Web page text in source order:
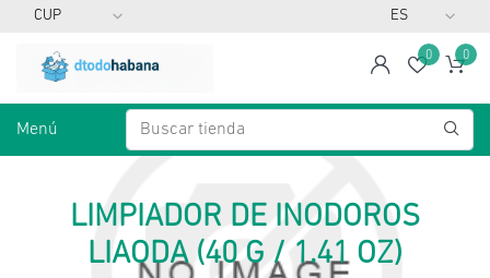
spanLista
0 0
Menú
LIMPIADOR DE INODOROS
LIAODA (40 G / 1.41 OZ)